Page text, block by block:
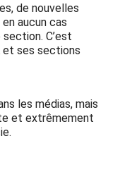
de nouvelles
aucun cas
C’est
et ses sections
les médias, mais
et extrêmement